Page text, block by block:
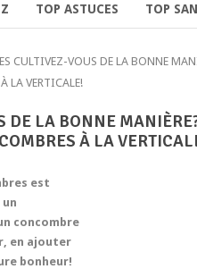
TOP ASTUCES TOP
CULTIVEZ-VOUS DE LA BONNE
LA VERTICALE!
DE LA BONNE
À LA
est
concombre
en ajouter
bonheur!